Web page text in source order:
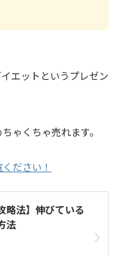
エットというプレゼン
ゃくちゃ売れます。
ださい！
略法】伸びている
法